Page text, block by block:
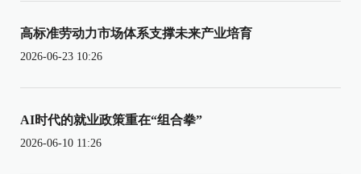
高标准劳动力市场体系支撑未来产业培育
2026-06-23 10:26
AI时代的就业政策重在“组合拳”
2026-06-10 11:26